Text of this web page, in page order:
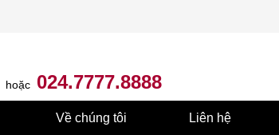
hoặc 024.7777.8888
Về chúng tôi Liên hệ